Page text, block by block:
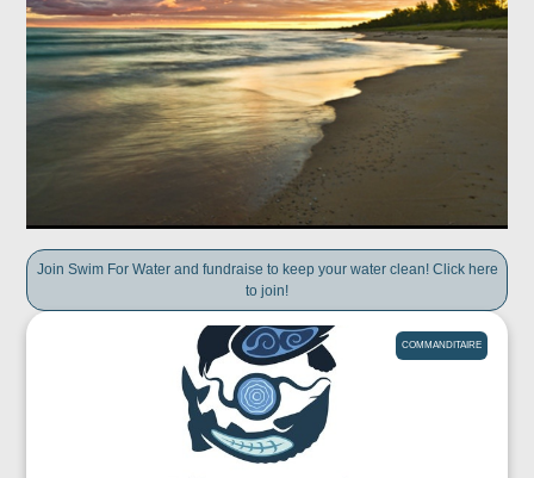
Join Swim For Water and fundraise to keep your water clean! Click here
to join!
COMMANDITAIRE